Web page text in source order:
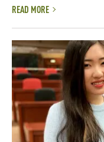
READ MORE